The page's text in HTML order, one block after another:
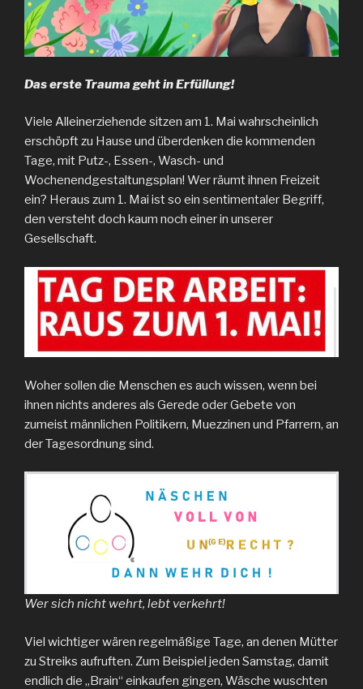
Das erste Trauma geht in Erfüllung!
Viele Alleinerziehende sitzen am 1. Mai wahrscheinlich
erschöpft zu Hause und überdenken die kommenden
Tage, mit Putz-, Essen-, Wasch- und
Wochenendgestaltungsplan! Wer räumt ihnen Freizeit
ein? Heraus zum 1. Mai ist so ein sentimentaler Begriff,
den versteht doch kaum noch einer in unserer
Gesellschaft.
Woher sollen die Menschen es auch wissen, wenn bei
ihnen nichts anderes als Gerede oder Gebete von
zumeist männlichen Politikern, Muezzinen und Pfarrern, an
der Tagesordnung sind.
Wer sich nicht wehrt, lebt verkehrt!
Viel wichtiger wären regelmäßige Tage, an denen Mütter
zu Streiks aufruften. Zum Beispiel jeden Samstag, damit
endlich die „Brain“ einkaufen gingen, Wäsche wuschten